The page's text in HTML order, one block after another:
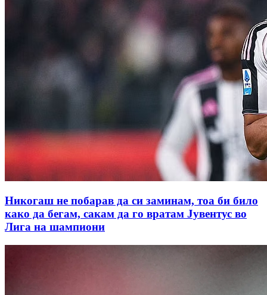
Никогаш не побарав да си заминам, тоа би било
како да бегам, сакам да го вратам Јувентус во
Лига на шампиони